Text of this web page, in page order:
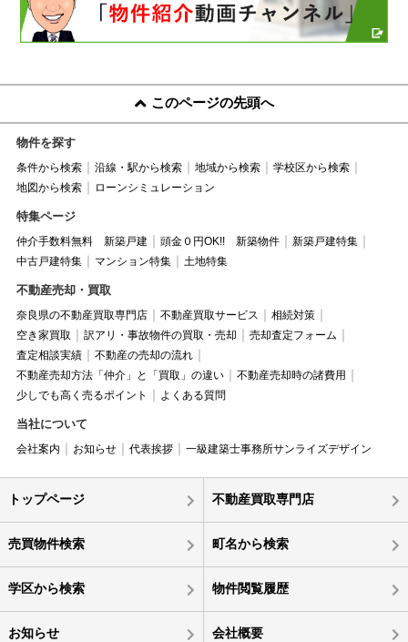
このページの先頭へ
物件を探す
条件から検索 沿線・駅から検索 地域から検索
学校区から検索
地図から検索
ローンシミュレーション
特集ページ
仲介手数料無料 新築戸建 頭金０円OK!! 新築物件
新築戸建特集
中古戸建特集
マンション特集 土地特集
不動産売却・買取
奈良県の不動産買取専門店 不動産買取サービス
相続対策
空き家買取
訳アリ・事故物件の買取・売却
売却査定フォーム
査定相談実績
不動産の売却の流れ
不動産売却方法「仲介」と「買取」の違い
不動産売却時の諸費用
少しでも高く売るポイント
よくある質問
当社について
会社案内 お知らせ 代表挨拶 一級建築士事務所サンライズデザイン
トップページ 不動産買取専門店
売買物件検索 町名から検索
学区から検索 物件閲覧履歴
お知らせ 会社概要